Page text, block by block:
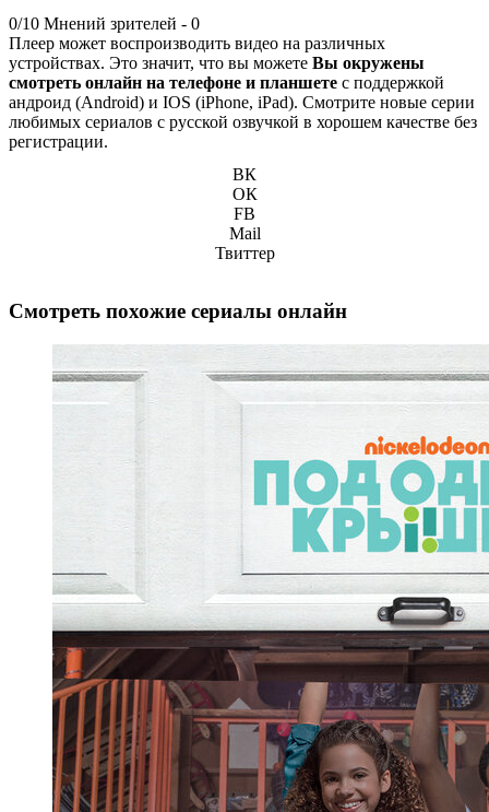
0/10 Мнений зрителей - 0
Плеер может воспроизводить видео на различных
устройствах. Это значит, что вы можете Вы окружены
смотреть онлайн на телефоне и планшете с поддержкой
андроид (Android) и IOS (iPhone, iPad). Смотрите новые серии
любимых сериалов с русской озвучкой в хорошем качестве без
регистрации.
ВК
ОК
FB
Mail
Твиттер
Смотреть похожие сериалы онлайн